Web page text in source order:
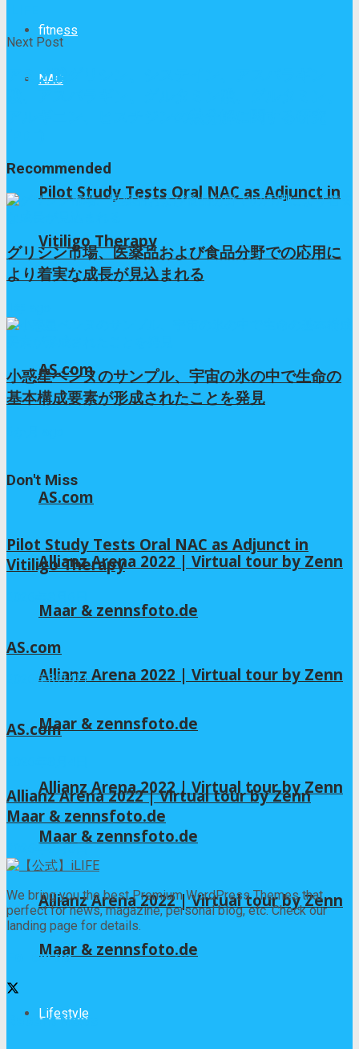
fitness
NAC
Pilot Study Tests Oral NAC as Adjunct in
Vitiligo Therapy
AS.com
AS.com
Allianz Arena 2022 | Virtual tour by Zenn
Maar & zennsfoto.de
Allianz Arena 2022 | Virtual tour by Zenn
Maar & zennsfoto.de
Allianz Arena 2022 | Virtual tour by Zenn
Maar & zennsfoto.de
Allianz Arena 2022 | Virtual tour by Zenn
Maar & zennsfoto.de
Lifestyle
Next Post
アミノ酸グリシン、システイン、アスパラギン
Recommended
グリシン市場、医薬品および食品分野での応用に
より着実な成長が見込まれる
小惑星ベンヌのサンプル、宇宙の氷の中で生命の
基本構成要素が形成されたことを発見
Don't Miss
Pilot Study Tests Oral NAC as Adjunct in
Vitiligo Therapy
AS.com
2026年8月4日
AS.com
Allianz Arena 2022 | Virtual tour by Zenn
Maar & zennsfoto.de
2026年8月3日
We bring you the best Premium WordPress Themes that
perfect for news, magazine, personal blog, etc. Check our
landing page for details.
Follow us
Recent News